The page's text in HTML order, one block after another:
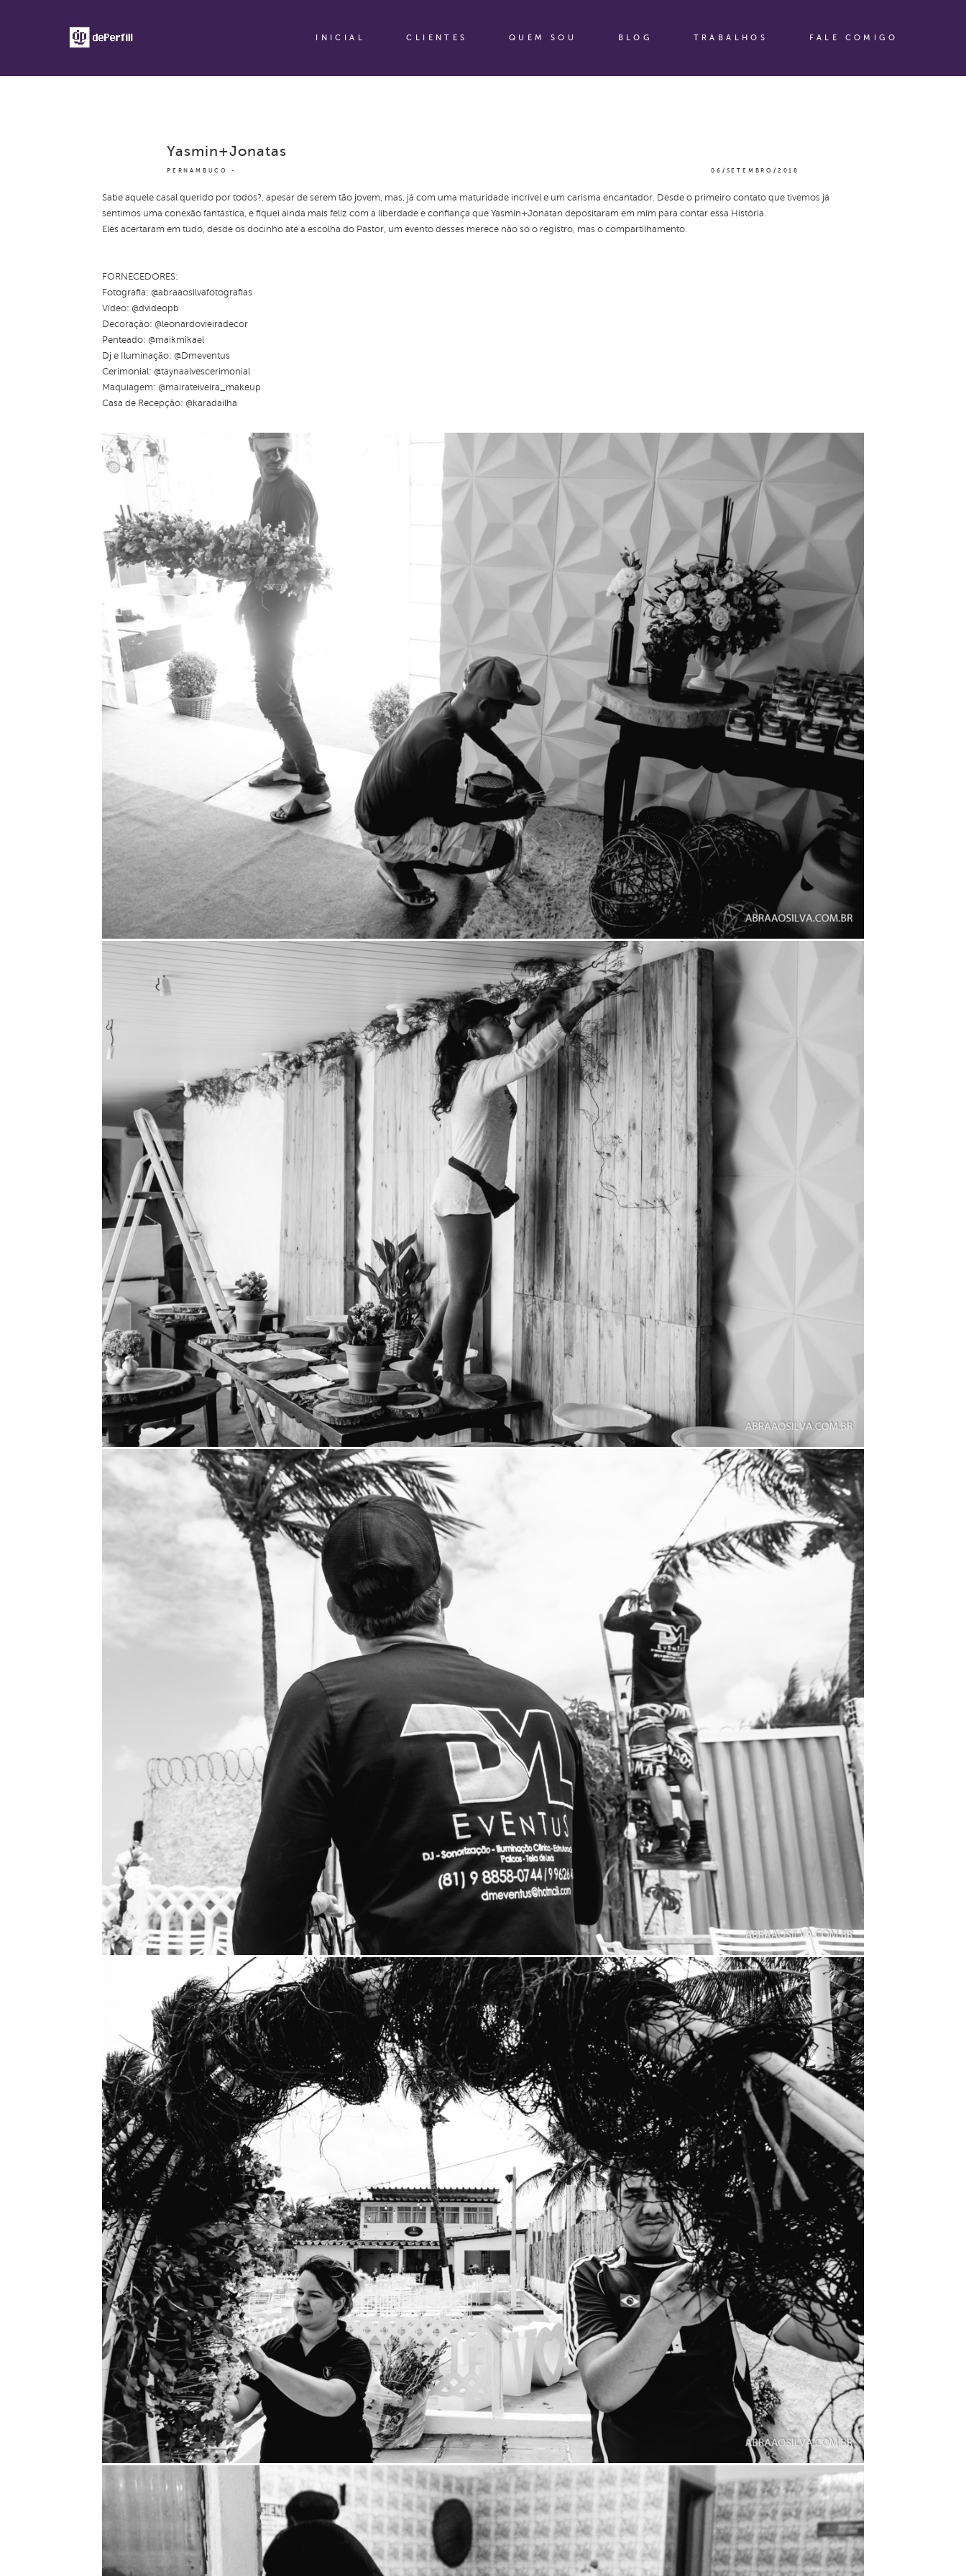
INICIAL CLIENTES QUEM SOU BLOG TRABALHOS FALE COMIGO
PERNAMBUCO 06/SETEMBRO/2018
Yasmin+Jonatas
Sabe aquele casal querido por todos?, apesar de serem tão jovem, mas, já com uma maturidade incrível e um carisma encantador. Desde o primeiro contato que tivemos já
sentimos uma conexão fantástica, e fiquei ainda mais feliz com a liberdade e confiança que Yasmin+Jonatan depositaram em mim para contar essa História.
Eles acertaram em tudo, desde os docinho até a escolha do Pastor, um evento desses merece não só o registro, mas o compartilhamento.
FORNECEDORES:
Fotografia: @abraaosilvafotografias
Vídeo: @dvideopb
Decoração: @leonardovieiradecor
Penteado: @maikmikael
Dj e Iluminação: @Dmeventus
Cerimonial: @taynaalvescerimonial
Maquiagem: @mairateiveira_makeup
Casa de Recepção: @karadailha